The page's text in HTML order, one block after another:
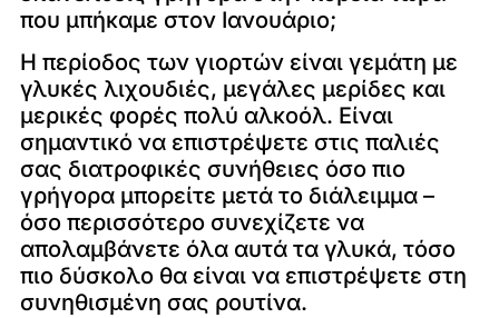
που μπήκαμε στον Ιανουάριο;
Η περίοδος των γιορτών είναι γεμάτη με
γλυκές λιχουδιές, μεγάλες μερίδες και
μερικές φορές πολύ αλκοόλ. Είναι
σημαντικό να επιστρέψετε στις παλιές
σας διατροφικές συνήθειες όσο πιο
γρήγορα μπορείτε μετά το διάλειμμα –
όσο περισσότερο συνεχίζετε να
απολαμβάνετε όλα αυτά τα γλυκά, τόσο
πιο δύσκολο θα είναι να επιστρέψετε στη
συνηθισμένη σας ρουτίνα.